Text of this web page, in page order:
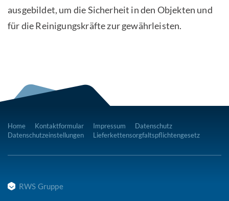
ausgebildet, um die Sicherheit in den Objekten und
für die Reinigungskräfte zur gewährleisten.
Home Kontaktformular Impressum
Datenschutz
Datenschutzeinstellungen
Lieferkettensorgfaltspflichtengesetz
RWS Gruppe